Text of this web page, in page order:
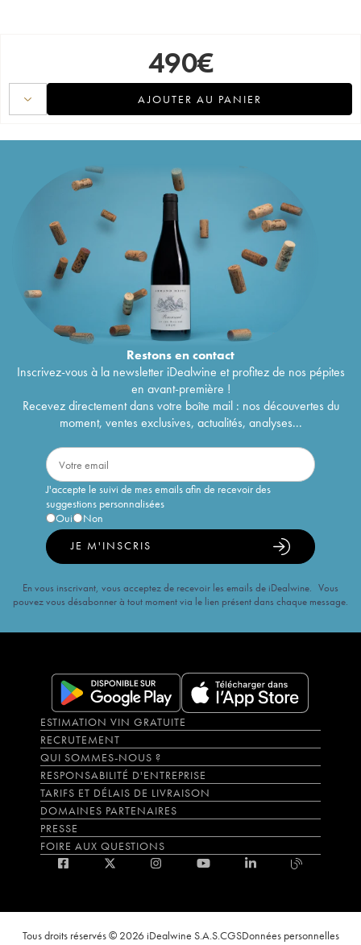
490€
AJOUTER AU PANIER
Restons encontact
Inscrivez-vous à la newsletter iDealwine et profitez de nos pépites
en avant-première !
Recevez directement dans votre boîte mail : nos découvertes du
moment, ventes exclusives, actualités, analyses...
J'accepte le suivi de mes emails afin de recevoir des
suggestions personnalisées
Oui
Non
JE M'INSCRIS
En vous inscrivant, vous acceptez de recevoir les emails de iDealwine. Vous
pouvez vous désabonner à tout moment via le lien présent dans chaque message.
ESTIMATION VIN GRATUITE
RECRUTEMENT
QUI SOMMES-NOUS ?
RESPONSABILITÉ D'ENTREPRISE
TARIFS ET DÉLAIS DE LIVRAISON
DOMAINES PARTENAIRES
PRESSE
FOIRE AUX QUESTIONS
Tous droits réservés © 2026 iDealwine S.A.S.CGSDonnées personnelles